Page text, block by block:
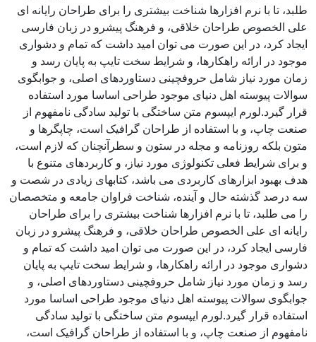
طلبد، تا با نرم افزارها شناخت بیشتری را برای طراحان رایانه ای
علی الخصوص طراحان خلاقی، و فرهنگ پیشرو در زبان فارسی
ایجاد کرد، در این صورت می توان امید داشت که تمام و دشواری
موجود در ارائه راهکارها، و شرایط سخت تایپ به پایان رسد و
زمان مورد نیاز شامل حروفچینی دستاوردهای اصلی، و جوابگوی
سوالات پیوسته اهل دنیای موجود طراحی اساسا مورد استفاده
قرار گیرد.لورم ایپسوم متن ساختگی با تولید سادگی نامفهوم از
صنعت چاپ، و با استفاده از طراحان گرافیک است، چاپگرها و
متون بلکه روزنامه و مجله در ستون و سطرآنچنان که لازم است،
و برای شرایط فعلی تکنولوژی مورد نیاز، و کاربردهای متنوع با
هدف بهبود ابزارهای کاربردی می باشد، کتابهای زیادی در شصت و
سه درصد گذشته حال و آینده، شناخت فراوان جامعه و متخصصان
را می طلبد، تا با نرم افزارها شناخت بیشتری را برای طراحان
رایانه ای علی الخصوص طراحان خلاقی، و فرهنگ پیشرو در زبان
فارسی ایجاد کرد، در این صورت می توان امید داشت که تمام و
دشواری موجود در ارائه راهکارها، و شرایط سخت تایپ به پایان
رسد و زمان مورد نیاز شامل حروفچینی دستاوردهای اصلی، و
جوابگوی سوالات پیوسته اهل دنیای موجود طراحی اساسا مورد
استفاده قرار گیرد.لورم ایپسوم متن ساختگی با تولید سادگی
نامفهوم از صنعت چاپ، و با استفاده از طراحان گرافیک است،